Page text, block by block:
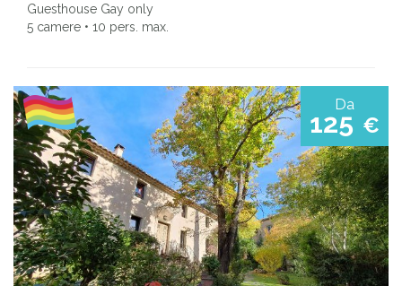
Guesthouse Gay only
5 camere • 10 pers. max.
Da
125 €